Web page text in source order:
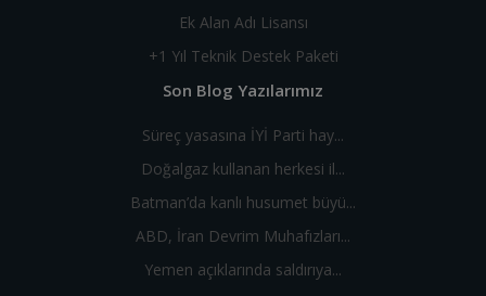
Ek Alan Adı Lisansı
+1 Yıl Teknik Destek Paketi
Son Blog Yazılarımız
Süreç yasasına İYİ Parti hay...
Doğalgaz kullanan herkesi il...
Batman’da kanlı husumet büyü...
ABD, İran Devrim Muhafızları...
Yemen açıklarında saldırıya...